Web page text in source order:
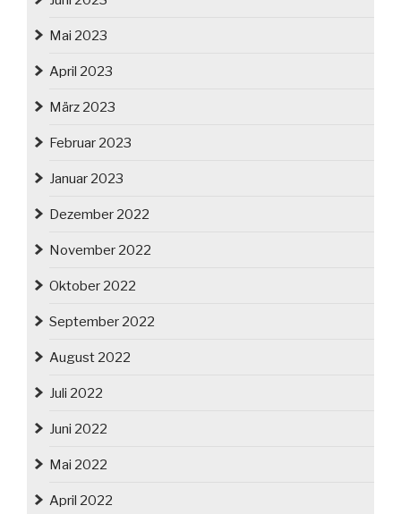
Mai 2023
April 2023
März 2023
Februar 2023
Januar 2023
Dezember 2022
November 2022
Oktober 2022
September 2022
August 2022
Juli 2022
Juni 2022
Mai 2022
April 2022